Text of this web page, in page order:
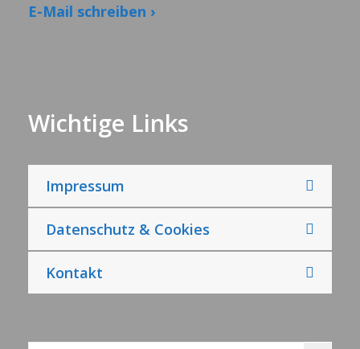
E-Mail schreiben ›
Wichtige Links
Impressum
Datenschutz & Cookies
Kontakt
Search Button